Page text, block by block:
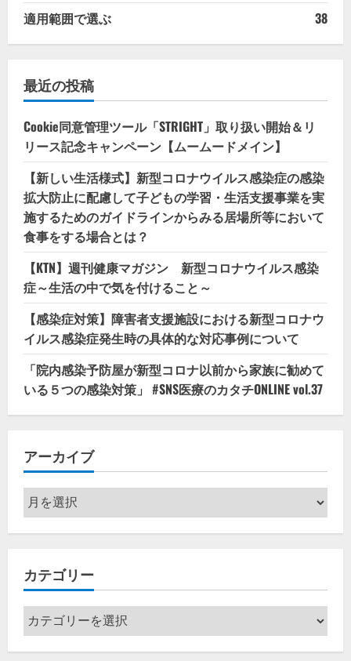
適用範囲で選ぶ
38
最近の投稿
Cookie同意管理ツール「STRIGHT」取り扱い開始＆リ
リース記念キャンペーン【ムームードメイン】
【新しい生活様式】新型コロナウイルス感染症の感染
拡大防止に配慮して子どもの学習・生活支援事業を実
施するためのガイドラインからみる居場所等において
食事をする場合とは？
【KTN】週刊健康マガジン 新型コロナウイルス感染
症～生活の中で気を付けること～
【感染症対策】障害者支援施設における新型コロナウ
イルス感染症発生時の具体的な対応事例について
「院内感染予防屋が新型コロナ以前から家族に勧めて
いる５つの感染対策」 #SNS医療のカタチONLINE vol.37
アーカイブ
ア
ー
カ
ブ
カテゴリー
カ
テ
ゴ